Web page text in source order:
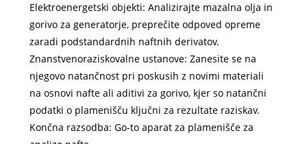
Elektroenergetski objekti: Analizirajte mazalna olja in
gorivo za generatorje, preprečite odpoved opreme
zaradi podstandardnih naftnih derivatov.
Znanstvenoraziskovalne ustanove: Zanesite se na
njegovo natančnost pri poskusih z novimi materiali
na osnovi nafte ali aditivi za gorivo, kjer so natančni
podatki o plamenišču ključni za rezultate raziskav.
Končna razsodba: Go-to aparat za plamenišče za